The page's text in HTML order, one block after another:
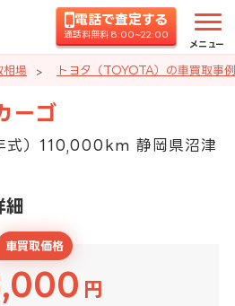
電話で査定する
通話料無料 8:00~22:00
メニュー
相場 トヨタ（TOYOTA）の車買取事
ーゴ
式）110,000km 静岡県沼津
車買取価格
円